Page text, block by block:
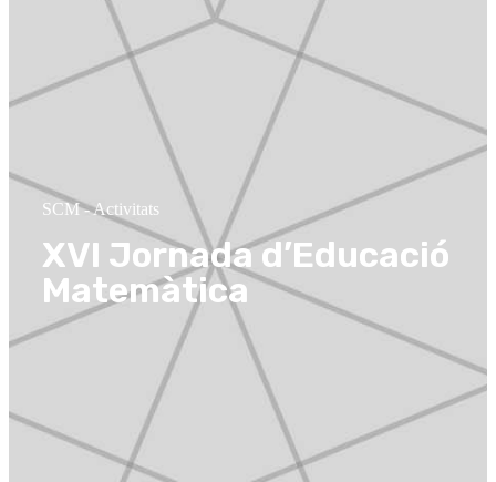
XVI Jornada d’Educació
Matemàtica
SCM-Activitats